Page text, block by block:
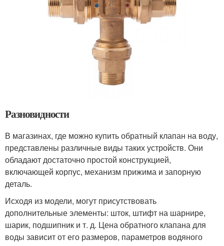
Разновидности
В магазинах, где можно купить обратный клапан на воду,
представлены различные виды таких устройств. Они
обладают достаточно простой конструкцией,
включающей корпус, механизм прижима и запорную
деталь.
Исходя из модели, могут присутствовать
дополнительные элементы: шток, штифт на шарнире,
шарик, подшипник и т. д. Цена обратного клапана для
воды зависит от его размеров, параметров водяного